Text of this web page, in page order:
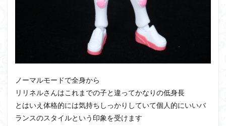
ノーマルモードで全身から
リリネルさんはこれまでの子と違ってかなりの低身長
とはいえ体格的には気持ちしっかりしていて個人的にいいバ
ランスのスタイルという印象を受けます